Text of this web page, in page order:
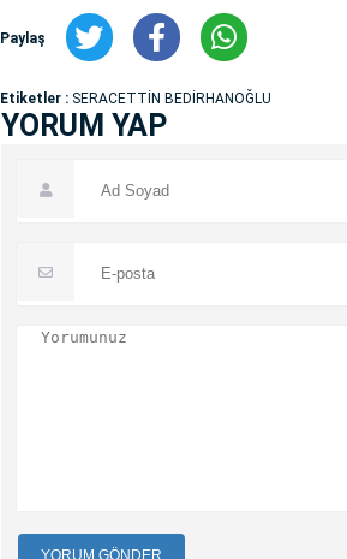
Paylaş
Etiketler : SERACETTİN BEDİRHANOĞLU
YORUM YAP